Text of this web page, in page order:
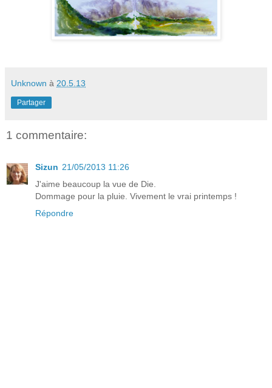
Unknown à 20.5.13
Partager
1 commentaire:
Sizun 21/05/2013 11:26
J'aime beaucoup la vue de Die.
Dommage pour la pluie. Vivement le vrai printemps !
Répondre